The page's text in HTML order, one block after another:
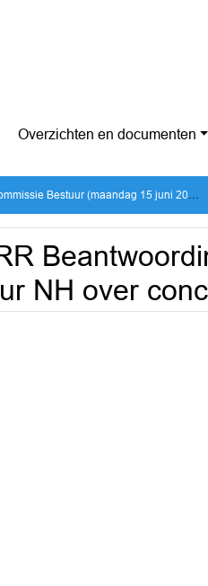
Overzichten en documenten
Bestuur (maandag 15 juni 2026)
NH over